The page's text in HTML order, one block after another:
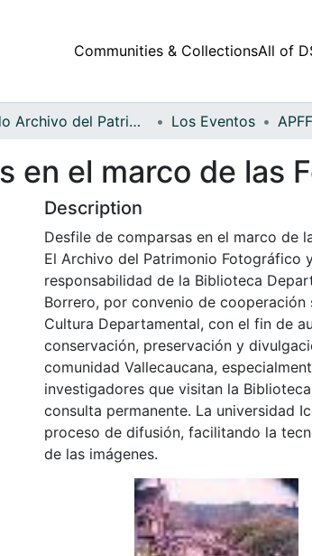
Communities & CollectionsAll of
Fondo Archivo del Patrimonio Fotográfico y Fílmico del Valle del Cauca Los Eventos
en el marco de las
Description
Desfile de comparsas en el marco de
El Archivo del Patrimonio Fotográfico
responsabilidad de la Biblioteca
Borrero, por convenio de
Cultura Departamental, con el fin de
conservación, preservación y
comunidad Vallecaucana,
investigadores que visitan la
consulta permanente. La universidad
proceso de difusión, facilitando la
de las imágenes.